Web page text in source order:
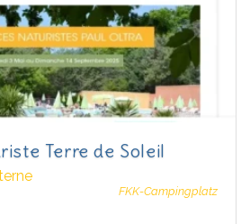
Terre de Soleil
FKK-Campingplatz